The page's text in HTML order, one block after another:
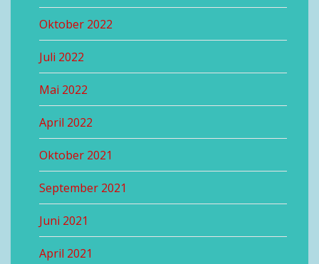
Oktober 2022
Juli 2022
Mai 2022
April 2022
Oktober 2021
September 2021
Juni 2021
April 2021